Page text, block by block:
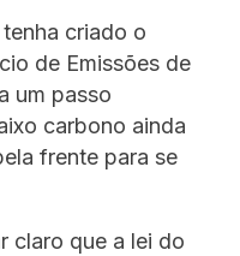
criado o
de Emissões de
um passo
carbono ainda
frente para se
claro que a lei do